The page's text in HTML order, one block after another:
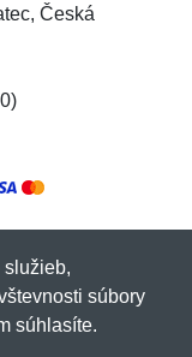
Česká
služieb,
súbory
súhlasíte.